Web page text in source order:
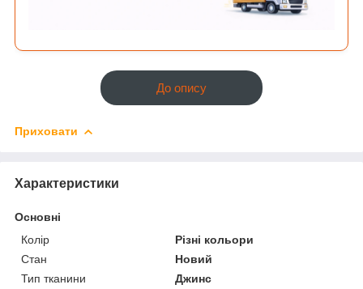
До опису
Приховати
Характеристики
Основні
Колір
Різні кольори
Стан
Новий
Тип тканини
Джинс